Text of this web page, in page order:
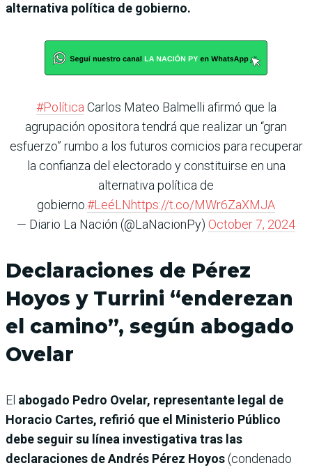
alternativa política de gobierno.
#Política Carlos Mateo Balmelli afirmó que la
agrupación opositora tendrá que realizar un “gran
esfuerzo” rumbo a los futuros comicios para recuperar
la confianza del electorado y constituirse en una
alternativa política de
gobierno.#LeéLNhttps://t.co/MWr6ZaXMJA
— Diario La Nación (@LaNacionPy) October 7, 2024
Declaraciones de Pérez
Hoyos y Turrini “enderezan
el camino”, según abogado
Ovelar
El abogado Pedro Ovelar, representante legal de
Horacio Cartes, refirió que el Ministerio Público
debe seguir su línea investigativa tras las
declaraciones de Andrés Pérez Hoyos(condenado